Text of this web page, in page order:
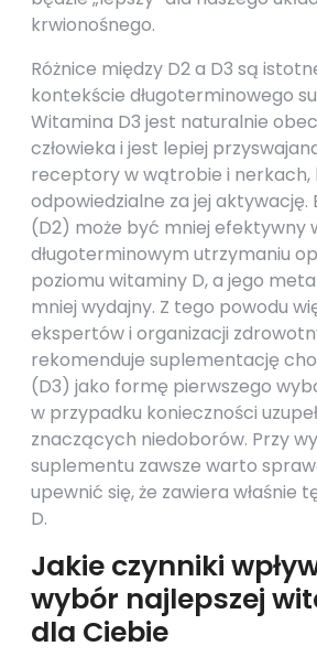
krwionośnego.
Różnice między D2 a D3 są
kontekście długoterminowego
Witamina D3 jest naturalnie
człowieka i jest lepiej
receptory w wątrobie i nerkach,
odpowiedzialne za jej
(D2) może być mniej efektywny
długoterminowym utrzymaniu
poziomu witaminy D, a jego
mniej wydajny. Z tego powodu
ekspertów i organizacji
rekomenduje suplementację
(D3) jako formę pierwszego
w przypadku konieczności
znaczących niedoborów. Przy
suplementu zawsze warto
upewnić się, że zawiera właśnie
D.
Jakie czynniki
wybór najlepszej
dla Ciebie